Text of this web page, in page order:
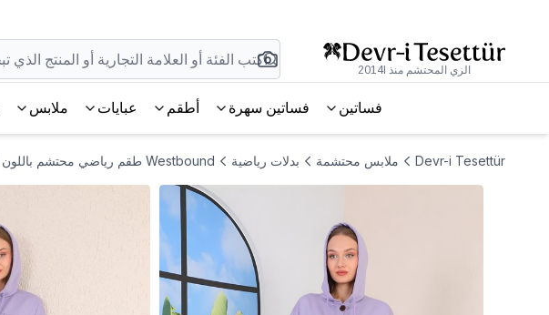
الزي المحتشم منذ 2014l
فساتين فساتين سهرة أطقم عبايات ملابس
Devr-i Tesettür ملابس محتشمة بدلات رياضية Westbound طقم رياضي محتشم باللون الليكلي مع تفاصيل أزرار كبيرة